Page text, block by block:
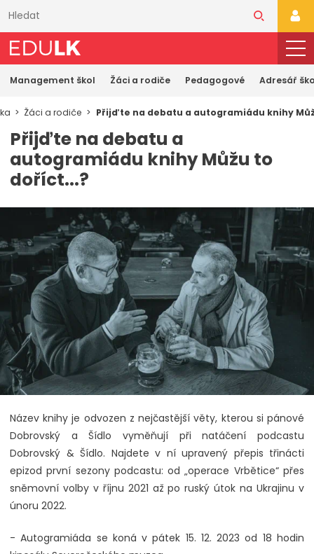
obsahu
Management škol Žáci a rodiče Pedagogové Adresář
Žáci a rodiče Přijďte na debatu a autogramiádu knihy
Přijďte na debatu a
autogramiádu knihy Můžu to
doříct...?
Název knihy je odvozen z nejčastější věty, kterou si pánové
Dobrovský a Šídlo vyměňují při natáčení podcastu
Dobrovský & Šídlo. Najdete v ní upravený přepis třinácti
epizod první sezony podcastu: od „operace Vrbětice“ přes
sněmovní volby v říjnu 2021 až po ruský útok na Ukrajinu v
únoru 2022.
- Autogramiáda se koná v pátek 15. 12. 2023 od 18 hodin